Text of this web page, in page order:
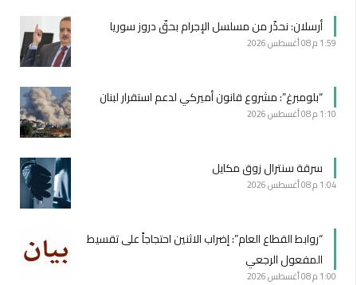
أرسلان: نحذّر من مسلسل الإجرام بحقّ دروز سوريا
1:59 م 08 أغسطس 2026
“بلومبرغ”: مشروع قانون أميركي لدعم استقرار لبنان
1:10 م 08 أغسطس 2026
سرقة سنترال زوق مكايل
1:04 م 08 أغسطس 2026
“روابط القطاع العام”: إضراب الاثنين احتجاجاً على تقسيط
المفعول الرجعي
1:00 م 08 أغسطس 2026